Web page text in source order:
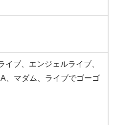
イブ、エンジェルライブ、
、マダム、ライブでゴーゴ